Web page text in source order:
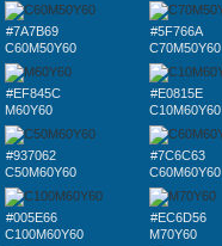
#7A7B69
C60M50Y60
#5F766A
C70M50Y60
#EF845C
M60Y60
#E0815E
C10M60Y60
#937062
C50M60Y60
#7C6C63
C60M60Y60
#005E66
C100M60Y60
#EC6D56
M70Y60